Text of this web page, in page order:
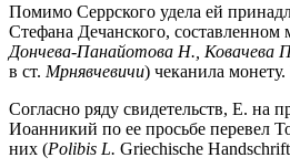
Помимо Серрского удела ей
Стефана Дечанского,
Дончева-Панайотова Н., Ковачева
в ст. Мрнявчевичи) чеканила
Согласно ряду свидетельств, Е. на
Иоанникий по ее просьбе перевел
них (Polibis L. Griechische